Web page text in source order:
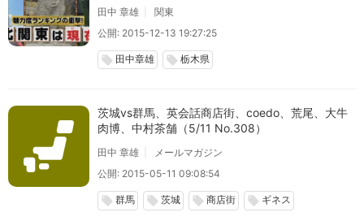
田中 章雄
関東
公開: 2015-12-13 19:27:25
local_offer 田中章雄 local_offer 栃木県
茨城vs群馬、英会話商店街、coedo、荒尾、大牛
肉博、中村茶舗（5/11 No.308）
田中 章雄
メールマガジン
公開: 2015-05-11 09:08:54
local_offer 群馬 local_offer 茨城 local_offer 商店街 local_offer ギネス